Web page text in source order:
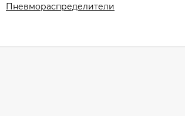
Пневмораспределители